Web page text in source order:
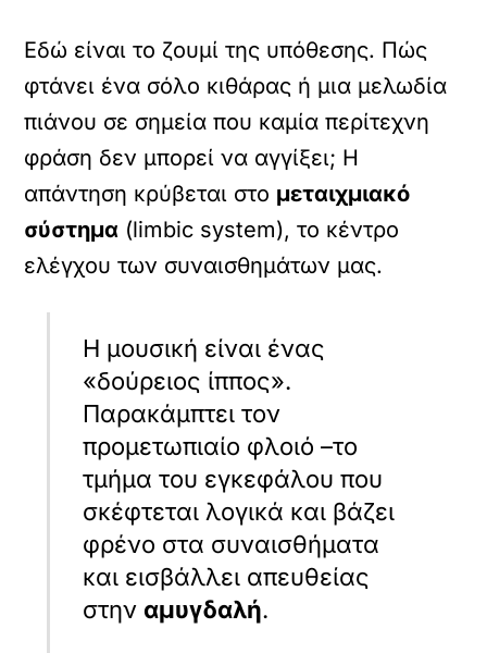
Εδώ είναι το ζουμί της υπόθεσης. Πώς
φτάνει ένα σόλο κιθάρας ή μια μελωδία
πιάνου σε σημεία που καμία περίτεχνη
φράση δεν μπορεί να αγγίξει; Η
απάντηση κρύβεται στο μεταιχμιακό
σύστημα (limbic system), το κέντρο
ελέγχου των συναισθημάτων μας.
Η μουσική είναι ένας
«δούρειος ίππος».
Παρακάμπτει τον
προμετωπιαίο φλοιό –το
τμήμα του εγκεφάλου που
σκέφτεται λογικά και βάζει
φρένο στα συναισθήματα
και εισβάλλει απευθείας
στην αμυγδαλή.